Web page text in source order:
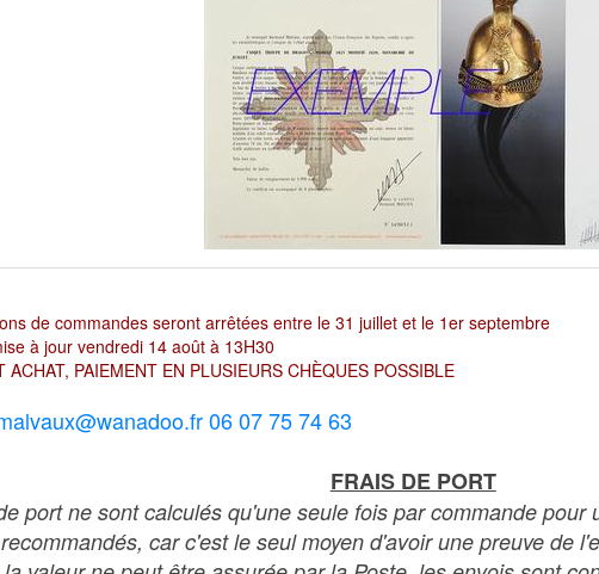
de commandes seront arrêtées entre le 31 juillet et le 1er septembre
à jour vendredi 14 août à 13H30
ACHAT, PAIEMENT EN PLUSIEURS CHÈQUES POSSIBLE
06 07 75 74 63
FRAIS DE PORT
port ne sont calculés qu'une seule fois par commande pour
car c'est le seul moyen d'avoir une preuve de